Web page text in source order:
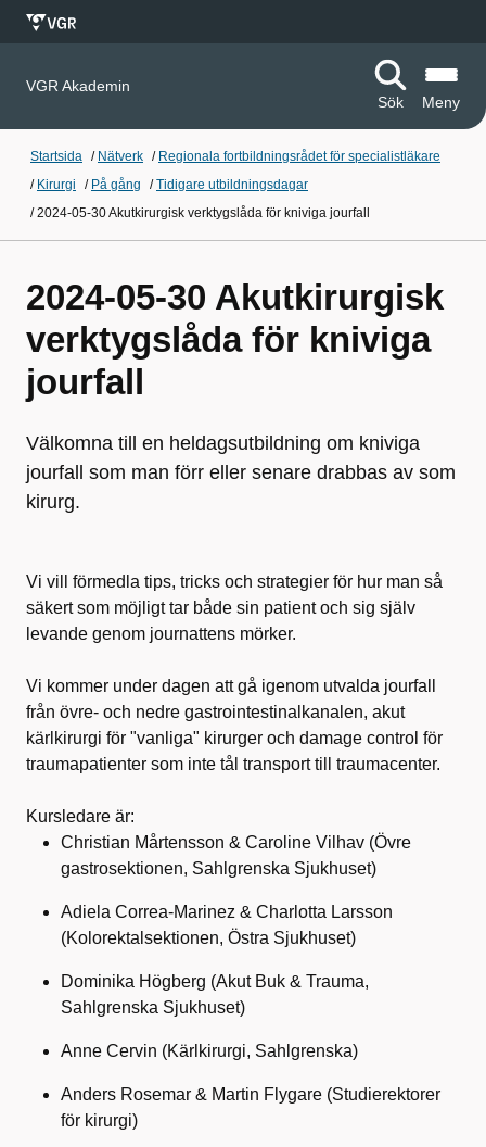
VGR Akademin
Sök
Meny
Startsida / Nätverk / Regionala fortbildningsrådet för specialistläkare
/ Kirurgi / På gång /Tidigare utbildningsdagar
/2024-05-30 Akutkirurgisk verktygslåda för kniviga jourfall
2024-05-30 Akutkirurgisk
verktygslåda för kniviga
jourfall
Välkomna till en heldagsutbildning om kniviga
jourfall som man förr eller senare drabbas av som
kirurg.
Vi vill förmedla tips, tricks och strategier för hur man så
säkert som möjligt tar både sin patient och sig själv
levande genom journattens mörker.
Vi kommer under dagen att gå igenom utvalda jourfall
från övre- och nedre gastrointestinalkanalen, akut
kärlkirurgi för "vanliga" kirurger och damage control för
traumapatienter som inte tål transport till traumacenter.
Kursledare är:
Christian Mårtensson & Caroline Vilhav (Övre
gastrosektionen, Sahlgrenska Sjukhuset)
Adiela Correa-Marinez & Charlotta Larsson
(Kolorektalsektionen, Östra Sjukhuset)
Dominika Högberg (Akut Buk & Trauma,
Sahlgrenska Sjukhuset)
Anne Cervin (Kärlkirurgi, Sahlgrenska)
Anders Rosemar & Martin Flygare (Studierektorer
för kirurgi)